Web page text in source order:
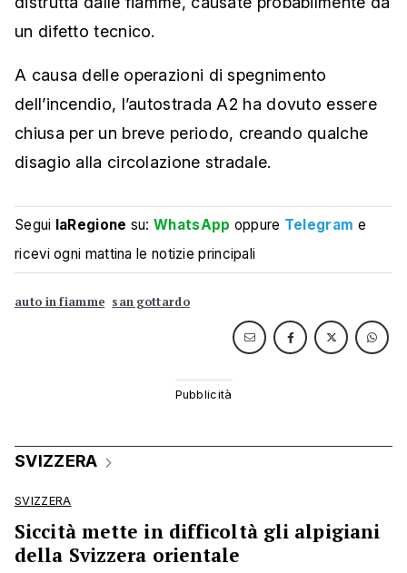
un difetto tecnico.
A causa delle operazioni di spegnimento
dell’incendio, l’autostrada A2 ha dovuto essere
chiusa per un breve periodo, creando qualche
disagio alla circolazione stradale.
Segui laRegione su:WhatsApp oppure Telegram e
ricevi ogni mattina le notizie principali
auto in fiamme san gottardo
SVIZZERA
SVIZZERA
Siccità mette in difficoltà gli alpigiani
della Svizzera orientale